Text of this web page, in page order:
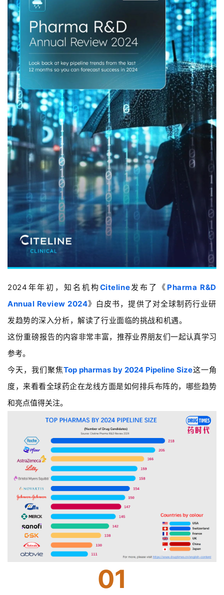
2024年年初，知名机构 Citeline发布了《 Pharma R&D
Annual Review 2024》白皮书，提供了对全球制药行业研
发趋势的深入分析，解读了行业面临的挑战和机遇。
这份重磅报告的内容非常丰富，推荐业界朋友们一起认真学习
参考。
今天，我们聚焦Top pharmas by 2024 Pipeline Size这一角
度，来看看全球药企在龙线方面是如何排兵布阵的，哪些趋势
和亮点值得关注。
01